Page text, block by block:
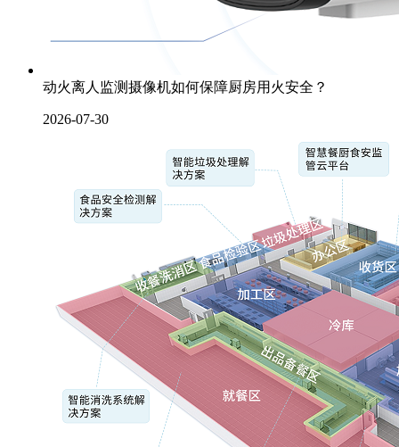
动火离人监测摄像机如何保障厨房用火安全？
2026-07-30